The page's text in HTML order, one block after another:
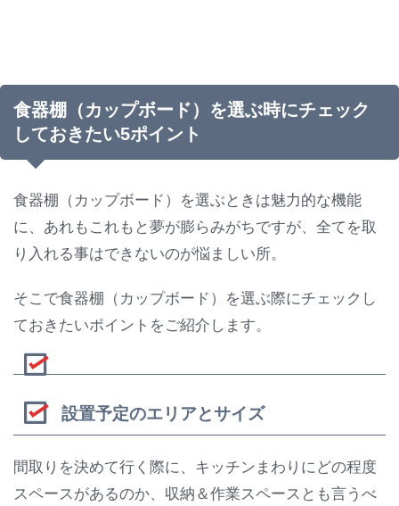
食器棚（カップボード）を選ぶ時にチェック
しておきたい5ポイント
食器棚（カップボード）を選ぶときは魅力的な機能
に、あれもこれもと夢が膨らみがちですが、全てを取
り入れる事はできないのが悩ましい所。
そこで食器棚（カップボード）を選ぶ際にチェックし
ておきたいポイントをご紹介します。
設置予定のエリアとサイズ
間取りを決めて行く際に、キッチンまわりにどの程度
スペースがあるのか、収納＆作業スペースとも言うべ